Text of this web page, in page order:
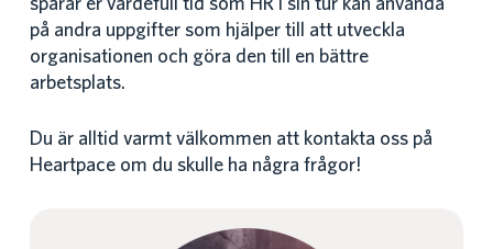
sparar er värdefull tid som HR i sin tur kan använda
på andra uppgifter som hjälper till att utveckla
organisationen och göra den till en bättre
arbetsplats.
Du är alltid varmt välkommen att kontakta oss på
Heartpace om du skulle ha några frågor!